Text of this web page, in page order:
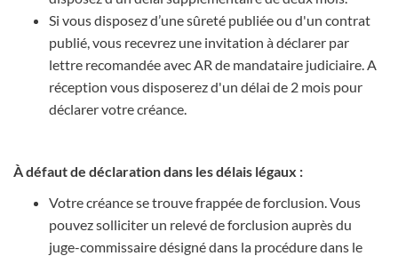
Si vous disposez d’une sûreté publiée ou d'un contrat
publié, vous recevrez une invitation à déclarer par
lettre recomandée avec AR de mandataire judiciaire. A
réception vous disposerez d'un délai de 2 mois pour
déclarer votre créance.
À défaut de déclaration dans les délais légaux :
Votre créance se trouve frappée de forclusion. Vous
pouvez solliciter un relevé de forclusion auprès du
juge-commissaire désigné dans la procédure dans le